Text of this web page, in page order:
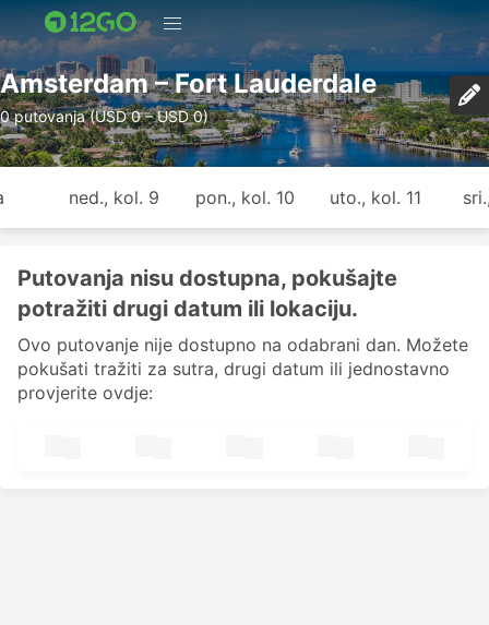
Amsterdam – Fort Lauderdale
0 putovanja (USD 0 – USD 0)
ned., kol. 9 pon., kol. 10 uto., kol. 11
Putovanja nisu dostupna, pokušajte
potražiti drugi datum ili lokaciju.
Ovo putovanje nije dostupno na odabrani dan. Možete
pokušati tražiti za sutra, drugi datum ili jednostavno
provjerite ovdje: